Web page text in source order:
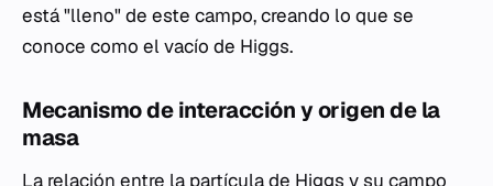
está "lleno" de este campo, creando lo que se
conoce como el vacío de Higgs.
Mecanismo de interacción y origen de la
masa
La relación entre la partícula de Higgs y su campo